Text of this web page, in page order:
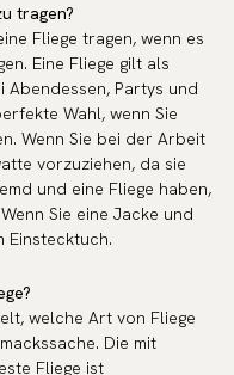
tragen?
Fliege tragen, wenn es
Eine Fliege gilt als
Abendessen, Partys und
Wahl, wenn Sie
Wenn Sie bei der Arbeit
vorzuziehen, da sie
und eine Fliege haben,
Sie eine Jacke und
Einstecktuch.
welche Art von Fliege
Die mit
Fliege ist